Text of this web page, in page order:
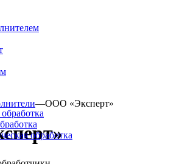
обработка
—ООО «Эксперт»